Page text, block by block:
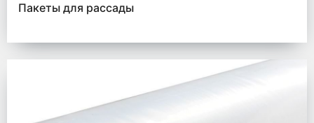
Пакеты для рассады